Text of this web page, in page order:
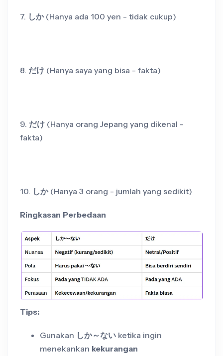
7. しか(Hanya ada 100 yen - tidak cukup)
8. だけ (Hanya saya yang bisa - fakta)
9. だけ (Hanya orang Jepang yang dikenal -
fakta)
10. しか(Hanya 3 orang - jumlah yang sedikit)
Ringkasan Perbedaan
Tips:
Gunakan しか～ない ketika ingin
menekankan kekurangan